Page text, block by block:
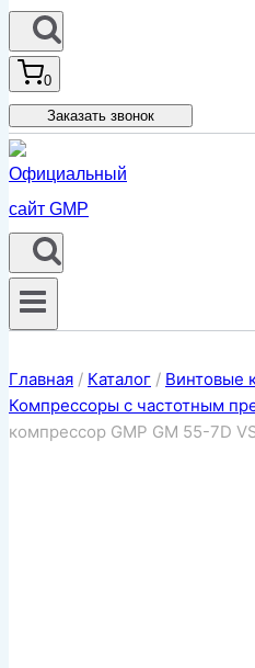
0
Заказать звонок
Главная / Каталог / Винтовые
Компрессоры с частотным
компрессор GMP GM 55-7D